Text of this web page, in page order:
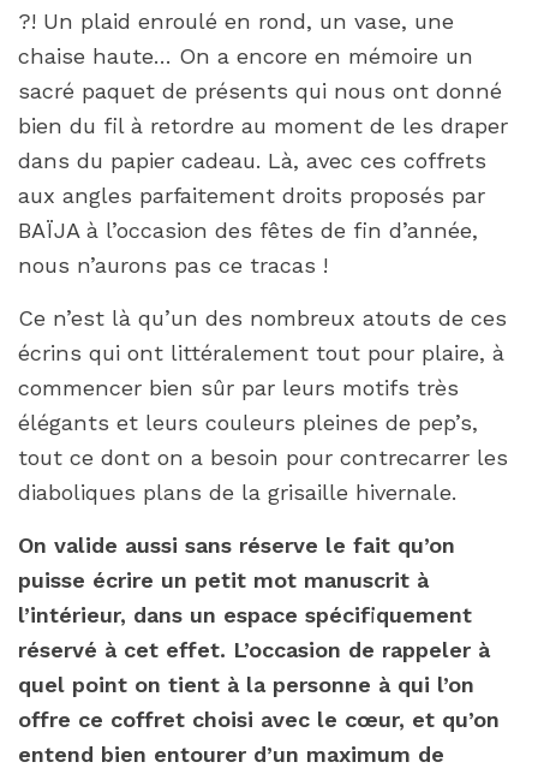
?! Un plaid enroulé en rond, un vase, une
chaise haute… On a encore en mémoire un
sacré paquet de présents qui nous ont donné
bien du fil à retordre au moment de les draper
dans du papier cadeau. Là, avec ces coffrets
aux angles parfaitement droits proposés par
BAÏJA à l’occasion des fêtes de fin d’année,
nous n’aurons pas ce tracas !
Ce n’est là qu’un des nombreux atouts de ces
écrins qui ont littéralement tout pour plaire, à
commencer bien sûr par leurs motifs très
élégants et leurs couleurs pleines de pep’s,
tout ce dont on a besoin pour contrecarrer les
diaboliques plans de la grisaille hivernale.
On valide aussi sans réserve le fait qu’on
puisse écrire un petit mot manuscrit à
l’intérieur, dans un espace spécifiquement
réservé à cet effet. L’occasion de rappeler à
quel point on tient à la personne à qui l’on
offre ce coffret choisi avec le cœur, et qu’on
entend bien entourer d’un maximum de